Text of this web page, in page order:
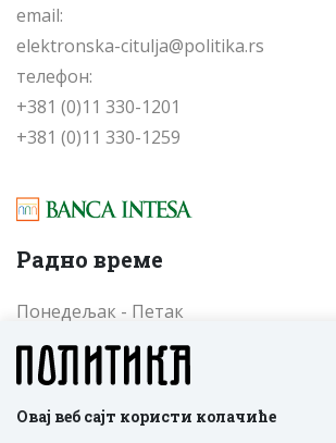
Овај веб сајт користи колачиће
email:
elektronska-citulja@politika.rs
телефон:
+381 (0)11 330-1201
+381 (0)11 330-1259
Радно време
Понедељак - Петак
од 09 до 17 часова
Cубота - Недеља